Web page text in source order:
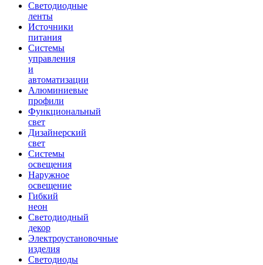
Светодиодные
ленты
Источники
питания
Системы
управления
и
автоматизации
Алюминиевые
профили
Функциональный
свет
Дизайнерский
свет
Системы
освещения
Наружное
освещение
Гибкий
неон
Светодиодный
декор
Электроустановочные
изделия
Светодиоды